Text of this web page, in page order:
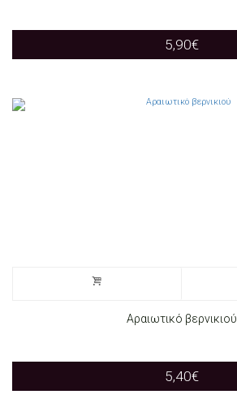
5,90€
Αραιωτικό βερνικιού
5,40€